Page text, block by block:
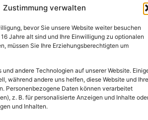
Zustimmung verwalten
bevor Sie unsere Website weiter besuchen
Jahre alt sind und Ihre Einwilligung zu optionalen
müssen Sie Ihre Erziehungsberechtigten um
andere Technologien auf unserer Website.
während andere uns helfen, diese Website und Ihre
Personenbezogene Daten können verarbeitet
z. B. für personalisierte Anzeigen und Inhalte
und Inhalten.
(02646) 915928
Im Brandenfeld 22
Schalkenbach